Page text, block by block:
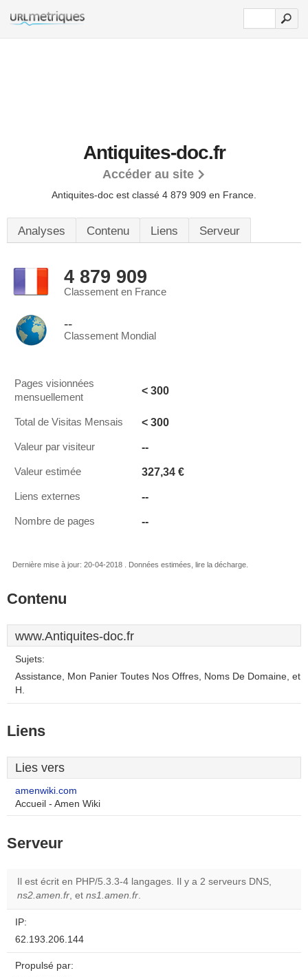
Antiquites-doc.fr
Accéder au site
Antiquites-doc est classé 4 879 909 en France.
Analyses Contenu Liens Serveur
4 879 909
Classement en France
--
Classement Mondial
Pages visionnées
mensuellement
< 300
Total de Visitas Mensais < 300
Valeur par visiteur --
Valeur estimée 327,34 €
Liens externes --
Nombre de pages --
Dernière mise à jour: 20-04-2018 . Données estimées, lire la décharge.
Contenu
www.Antiquites-doc.fr
Sujets:
Assistance, Mon Panier Toutes Nos Offres, Noms De Domaine, et
H.
Liens
Lies vers
amenwiki.com
Accueil - Amen Wiki
Serveur
Il est écrit en PHP/5.3.3-4 langages. Il y a 2 serveurs DNS,
ns2.amen.fr, et ns1.amen.fr.
IP:
62.193.206.144
Propulsé par: